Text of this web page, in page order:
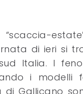
“scaccia-
di ieri si
Italia. I
i modelli
Gallicano